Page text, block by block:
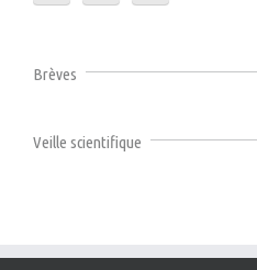
Brèves
Veille scientifique